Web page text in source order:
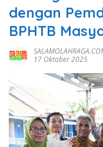
dengan
BPHTB
17 Oktober 2025